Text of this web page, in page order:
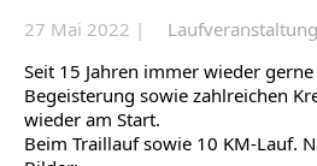
27 Mai 2022 |
Laufveranstaltung
Seit 15 Jahren immer wieder
Begeisterung sowie zahlreichen
wieder am Start.
Beim Traillauf sowie 10 KM-Lauf.